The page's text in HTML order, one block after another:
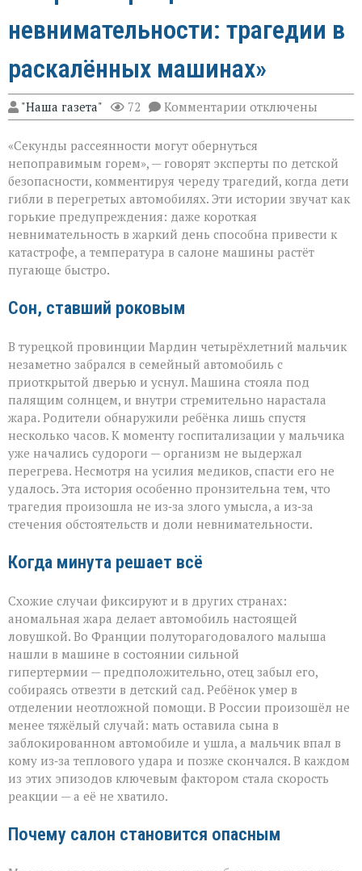
невнимательности: трагедии в
раскалённых машинах»
"Наша газета" 72 Комментарии к
записи
не
прощает
невнимательности:
трагедии
в
раскалённых
машинах»
отключены
«Секунды рассеянности могут обернуться
непоправимым горем», — говорят эксперты по детской
безопасности, комментируя череду трагедий, когда дети
гибли в перегретых автомобилях. Эти истории звучат как
горькие предупреждения: даже короткая
невнимательность в жаркий день способна привести к
катастрофе, а температура в салоне машины растёт
пугающе быстро.
Сон, ставший роковым
В турецкой провинции Мардин четырёхлетний мальчик
незаметно забрался в семейный автомобиль с
приоткрытой дверью и уснул. Машина стояла под
палящим солнцем, и внутри стремительно нарастала
жара. Родители обнаружили ребёнка лишь спустя
несколько часов. К моменту госпитализации у мальчика
уже начались судороги — организм не выдержал
перегрева. Несмотря на усилия медиков, спасти его не
удалось. Эта история особенно пронзительна тем, что
трагедия произошла не из‑за злого умысла, а из‑за
стечения обстоятельств и доли невнимательности.
Когда минута решает всё
Схожие случаи фиксируют и в других странах:
аномальная жара делает автомобиль настоящей
ловушкой. Во Франции полуторагодовалого малыша
нашли в машине в состоянии сильной
гипертермии — предположительно, отец забыл его,
собираясь отвезти в детский сад. Ребёнок умер в
отделении неотложной помощи. В России произошёл не
менее тяжёлый случай: мать оставила сына в
заблокированном автомобиле и ушла, а мальчик впал в
кому из‑за теплового удара и позже скончался. В каждом
из этих эпизодов ключевым фактором стала скорость
реакции — а её не хватило.
Почему салон становится опасным